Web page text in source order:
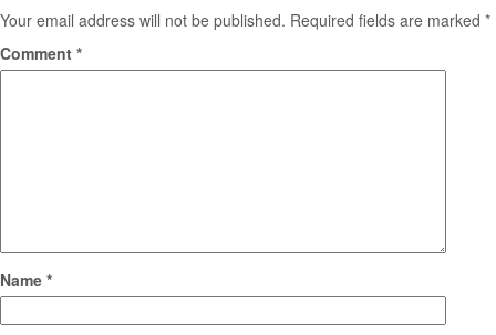
Your email address will not be published. Required fields are marked *
Comment *
Name *